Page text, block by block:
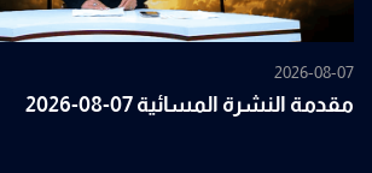
2026-08-07
مقدمة النشرة المسائية 07-08-2026